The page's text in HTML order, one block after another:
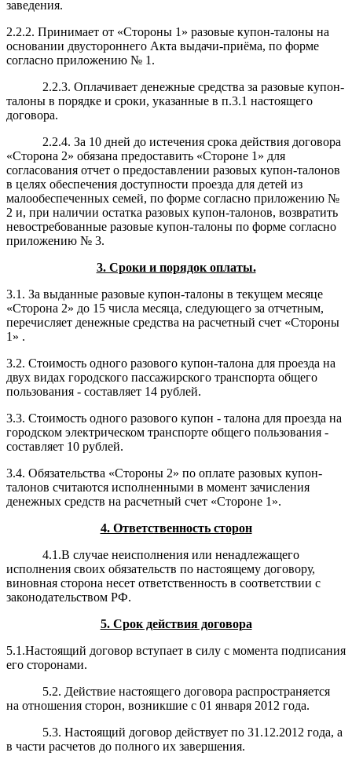
заведения.
2.2.2. Принимает от «Стороны 1» разовые купон-талоны на
основании двустороннего Акта выдачи-приёма, по форме
согласно приложению № 1.
2.2.3. Оплачивает денежные средства за разовые купон-
талоны в порядке и сроки, указанные в п.3.1 настоящего
договора.
2.2.4. За 10 дней до истечения срока действия договора
«Сторона 2» обязана предоставить «Стороне 1» для
согласования отчет о предоставлении разовых купон-талонов
в целях обеспечения доступности проезда для детей из
малообеспеченных семей, по форме согласно приложению №
2 и, при наличии остатка разовых купон-талонов, возвратить
невостребованные разовые купон-талоны по форме согласно
приложению № 3.
3. Сроки и порядок оплаты.
3.1. За выданные разовые купон-талоны в текущем месяце
«Сторона 2» до 15 числа месяца, следующего за отчетным,
перечисляет денежные средства на расчетный счет «Стороны
1» .
3.2. Стоимость одного разового купон-талона для проезда на
двух видах городского пассажирского транспорта общего
пользования - составляет 14 рублей.
3.3. Стоимость одного разового купон - талона для проезда на
городском электрическом транспорте общего пользования -
составляет 10 рублей.
3.4. Обязательства «Стороны 2» по оплате разовых купон-
талонов считаются исполненными в момент зачисления
денежных средств на расчетный счет «Стороне 1».
4. Ответственность сторон
4.1.В случае неисполнения или ненадлежащего
исполнения своих обязательств по настоящему договору,
виновная сторона несет ответственность в соответствии с
законодательством РФ.
5. Срок действия договора
5.1.Настоящий договор вступает в силу с момента подписания
его сторонами.
5.2. Действие настоящего договора распространяется
на отношения сторон, возникшие с 01 января 2012 года.
5.3. Настоящий договор действует по 31.12.2012 года,а
в части расчетов до полного их завершения.